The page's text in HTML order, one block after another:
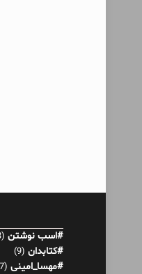
#اسب نوشتن (3)
#کتابدان (9)
#مهسا_امینی (487)